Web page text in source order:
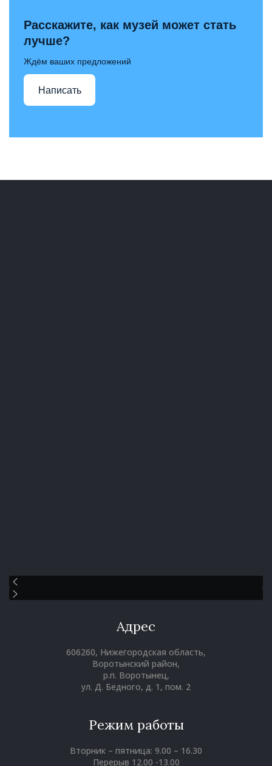
Расскажите, как музей может стать
лучше?
Ждём ваших предложений
Написать
Адрес
606260, Нижегородская область,
Воротынский район,
р.п. Воротынец,
ул. Д. Бедного, д. 1, пом. 2
Режим работы
Вторник – пятница: 9.00 – 16.30
Перерыв 12.00 -13.00